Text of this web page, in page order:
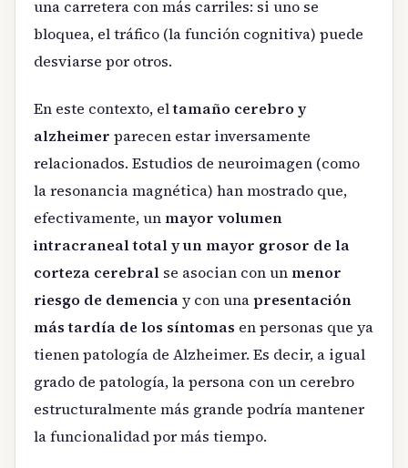
una carretera con más carriles: si uno se
bloquea, el tráfico (la función cognitiva) puede
desviarse por otros.
En este contexto, eltamaño cerebro y
alzheimer parecen estar inversamente
relacionados. Estudios de neuroimagen (como
la resonancia magnética) han mostrado que,
efectivamente, unmayor volumen
intracraneal total y un mayor grosor de la
corteza cerebral se asocian con unmenor
riesgo de demenciay con una presentación
más tardía de los síntomas en personas que ya
tienen patología de Alzheimer. Es decir, a igual
grado de patología, la persona con un cerebro
estructuralmente más grande podría mantener
la funcionalidad por más tiempo.